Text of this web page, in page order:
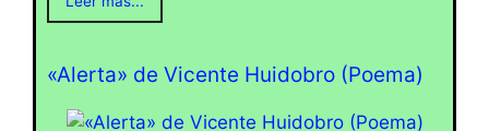
«Alerta» de Vicente Huidobro (Poema)